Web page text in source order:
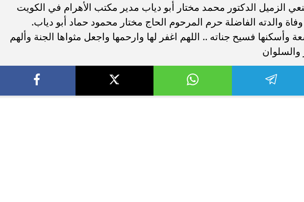
الزميل الدكتور محمد مختار أبو دياب مدير مكتب الأهرام في الكويت
والدته الفاضلة حرم المرحوم الحاج مختار محمود حماد أبو دياب.
وأسكنها فسيح جناته .. اللهم اغفر لها وارحمها واجعل مثواها الجنة وألهم
والسلوان
مصر تكتب التاريخ.. فريق “حلم” يفوز بكأس
بطولة Genuine Cup العالمية لكرة...
أوبو تطلق سلسلة رينو 16 في المملكة
العربية السعودية بتصميم لافت وقدرات...